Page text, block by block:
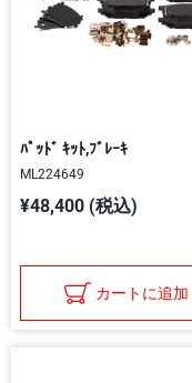
ﾊﾟｯﾄﾞ ｷｯﾄ,ﾌﾞﾚｰｷ
ML224649
¥48,400 (税込)
カートに追加